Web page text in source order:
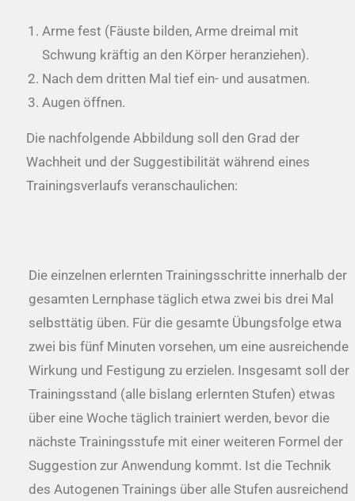
Arme fest (Fäuste bilden, Arme dreimal mit
Schwung kräftig an den Körper heranziehen).
Nach dem dritten Mal tief ein- und ausatmen.
Augen öffnen.
Die nachfolgende Abbildung soll den Grad der
Wachheit und der Suggestibilität während eines
Trainingsverlaufs veranschaulichen:
Die einzelnen erlernten Trainingsschritte innerhalb der
gesamten Lernphase täglich etwa zwei bis drei Mal
selbsttätig üben. Für die gesamte Übungsfolge etwa
zwei bis fünf Minuten vorsehen, um eine ausreichende
Wirkung und Festigung zu erzielen. Insgesamt soll der
Trainingsstand (alle bislang erlernten Stufen) etwas
über eine Woche täglich trainiert werden, bevor die
nächste Trainingsstufe mit einer weiteren Formel der
Suggestion zur Anwendung kommt. Ist die Technik
des Autogenen Trainings über alle Stufen ausreichend